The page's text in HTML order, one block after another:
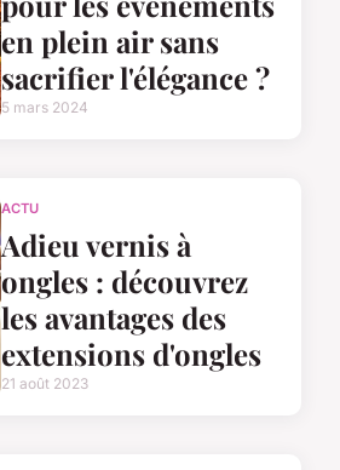
en plein air sans
sacrifier l'élégance ?
5 mars 2024
ACTU
Adieu vernis à
ongles : découvrez
les avantages des
extensions d'ongles
21 août 2023